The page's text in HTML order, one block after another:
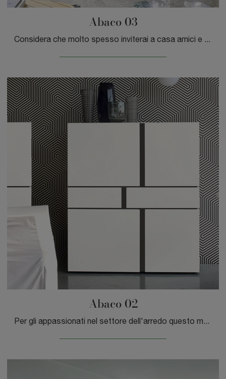
Abaco 03
Considera che molto spesso inviterai a casa amici e parenti per qualche ora in compagnia: è imprescindibile che lo spazio sia ben gestito e di grande ...
Abaco 02
Per gli appassionati nel settore dell'arredo questo modello di mobile soggiorno dalle linee moderne garatisce la qualità del noto e conosciuto brand: ...